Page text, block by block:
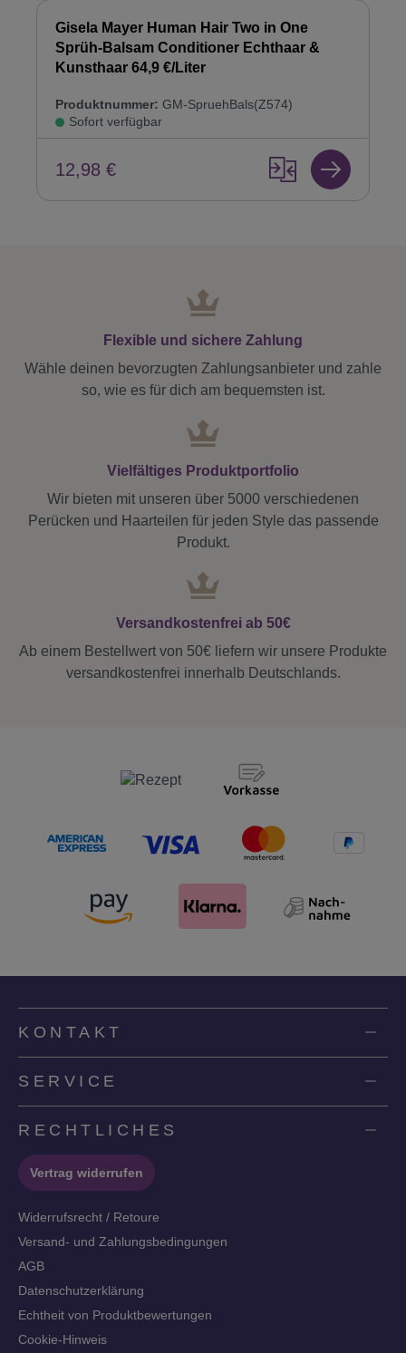
Gisela Mayer Human Hair Two in One
Sprüh-Balsam Conditioner Echthaar &
Kunsthaar 64,9 €/Liter
Produktnummer: GM-SpruehBals(Z574)
Sofort verfügbar
12,98 €
Flexible und sichere Zahlung
Wähle deinen bevorzugten Zahlungsanbieter und zahle
so, wie es für dich am bequemsten ist.
Vielfältiges Produktportfolio
Wir bieten mit unseren über 5000 verschiedenen
Perücken und Haarteilen für jeden Style das passende
Produkt.
Versandkostenfrei ab 50€
Ab einem Bestellwert von 50€ liefern wir unsere Produkte
versandkostenfrei innerhalb Deutschlands.
KONTAKT
SERVICE
RECHTLICHES
Vertrag widerrufen
Widerrufsrecht / Retoure
Versand- und Zahlungsbedingungen
AGB
Datenschutzerklärung
Echtheit von Produktbewertungen
Cookie-Hinweis